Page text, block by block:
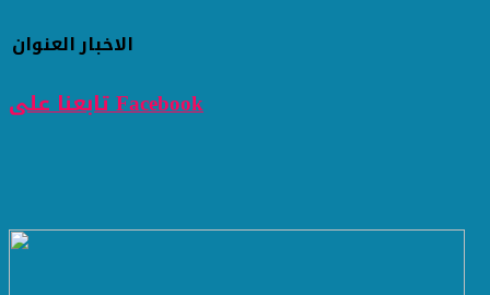
العنوانالاخبار
تابعنا على Facebook